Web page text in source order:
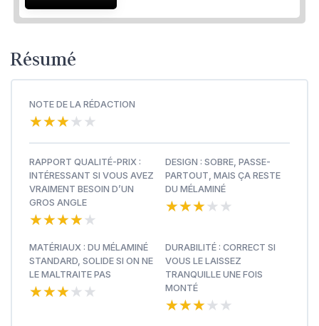
Résumé
NOTE DE LA RÉDACTION
★★★★★
★★★★★
RAPPORT QUALITÉ-PRIX :
INTÉRESSANT SI VOUS AVEZ
VRAIMENT BESOIN D’UN
GROS ANGLE
★★★★★
★★★★★
DESIGN : SOBRE, PASSE-
PARTOUT, MAIS ÇA RESTE
DU MÉLAMINÉ
★★★★★
★★★★★
MATÉRIAUX : DU MÉLAMINÉ
STANDARD, SOLIDE SI ON NE
LE MALTRAITE PAS
★★★★★
★★★★★
DURABILITÉ : CORRECT SI
VOUS LE LAISSEZ
TRANQUILLE UNE FOIS
MONTÉ
★★★★★
★★★★★